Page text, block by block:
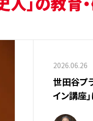
2026.06.26
世田谷プ
イン講座